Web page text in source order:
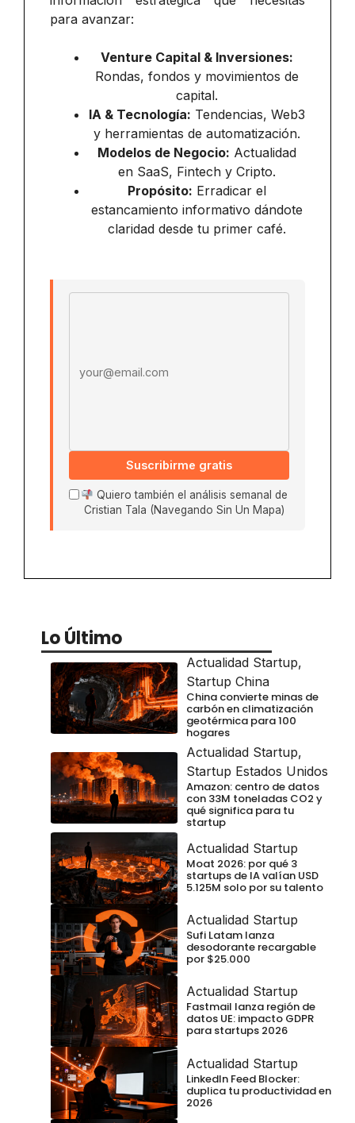
para avanzar:
Venture Capital & Inversiones:
Rondas, fondos y movimientos de
capital.
IA & Tecnología: Tendencias, Web3
y herramientas de automatización.
Modelos de Negocio: Actualidad
en SaaS, Fintech y Cripto.
Propósito: Erradicar el
estancamiento informativo dándote
claridad desde tu primer café.
Suscribirme gratis
Quiero también el análisis semanal de
Cristian Tala (Navegando Sin Un Mapa)
Lo Último
Actualidad Startup,
Startup China
China convierte minas de
carbón en climatización
geotérmica para 100
hogares
Actualidad Startup,
Startup Estados Unidos
Amazon: centro de datos
con 33M toneladas CO2 y
qué significa para tu
startup
Actualidad Startup
Moat 2026: por qué 3
startups de IA valían USD
5.125M solo por su talento
Actualidad Startup
Sufi Latam lanza
desodorante recargable
por $25.000
Actualidad Startup
Fastmail lanza región de
datos UE: impacto GDPR
para startups 2026
Actualidad Startup
LinkedIn Feed Blocker:
duplica tu productividad en
2026